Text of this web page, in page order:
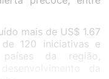
mais de US$ 1.67
120 iniciativas e
da região,